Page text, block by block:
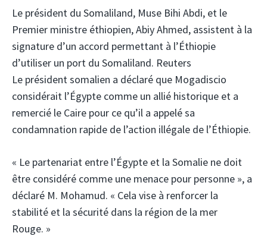
Le président du Somaliland, Muse Bihi Abdi, et le
Premier ministre éthiopien, Abiy Ahmed, assistent à la
signature d’un accord permettant à l’Éthiopie
d’utiliser un port du Somaliland. Reuters
Le président somalien a déclaré que Mogadiscio
considérait l’Égypte comme un allié historique et a
remercié le Caire pour ce qu’il a appelé sa
condamnation rapide de l’action illégale de l’Éthiopie.
« Le partenariat entre l’Égypte et la Somalie ne doit
être considéré comme une menace pour personne », a
déclaré M. Mohamud. « Cela vise à renforcer la
stabilité et la sécurité dans la région de la mer
Rouge. »